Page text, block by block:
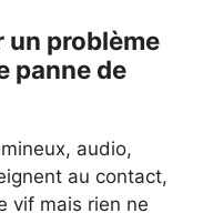
problème
panne de
audio,
au contact,
vif mais rien ne